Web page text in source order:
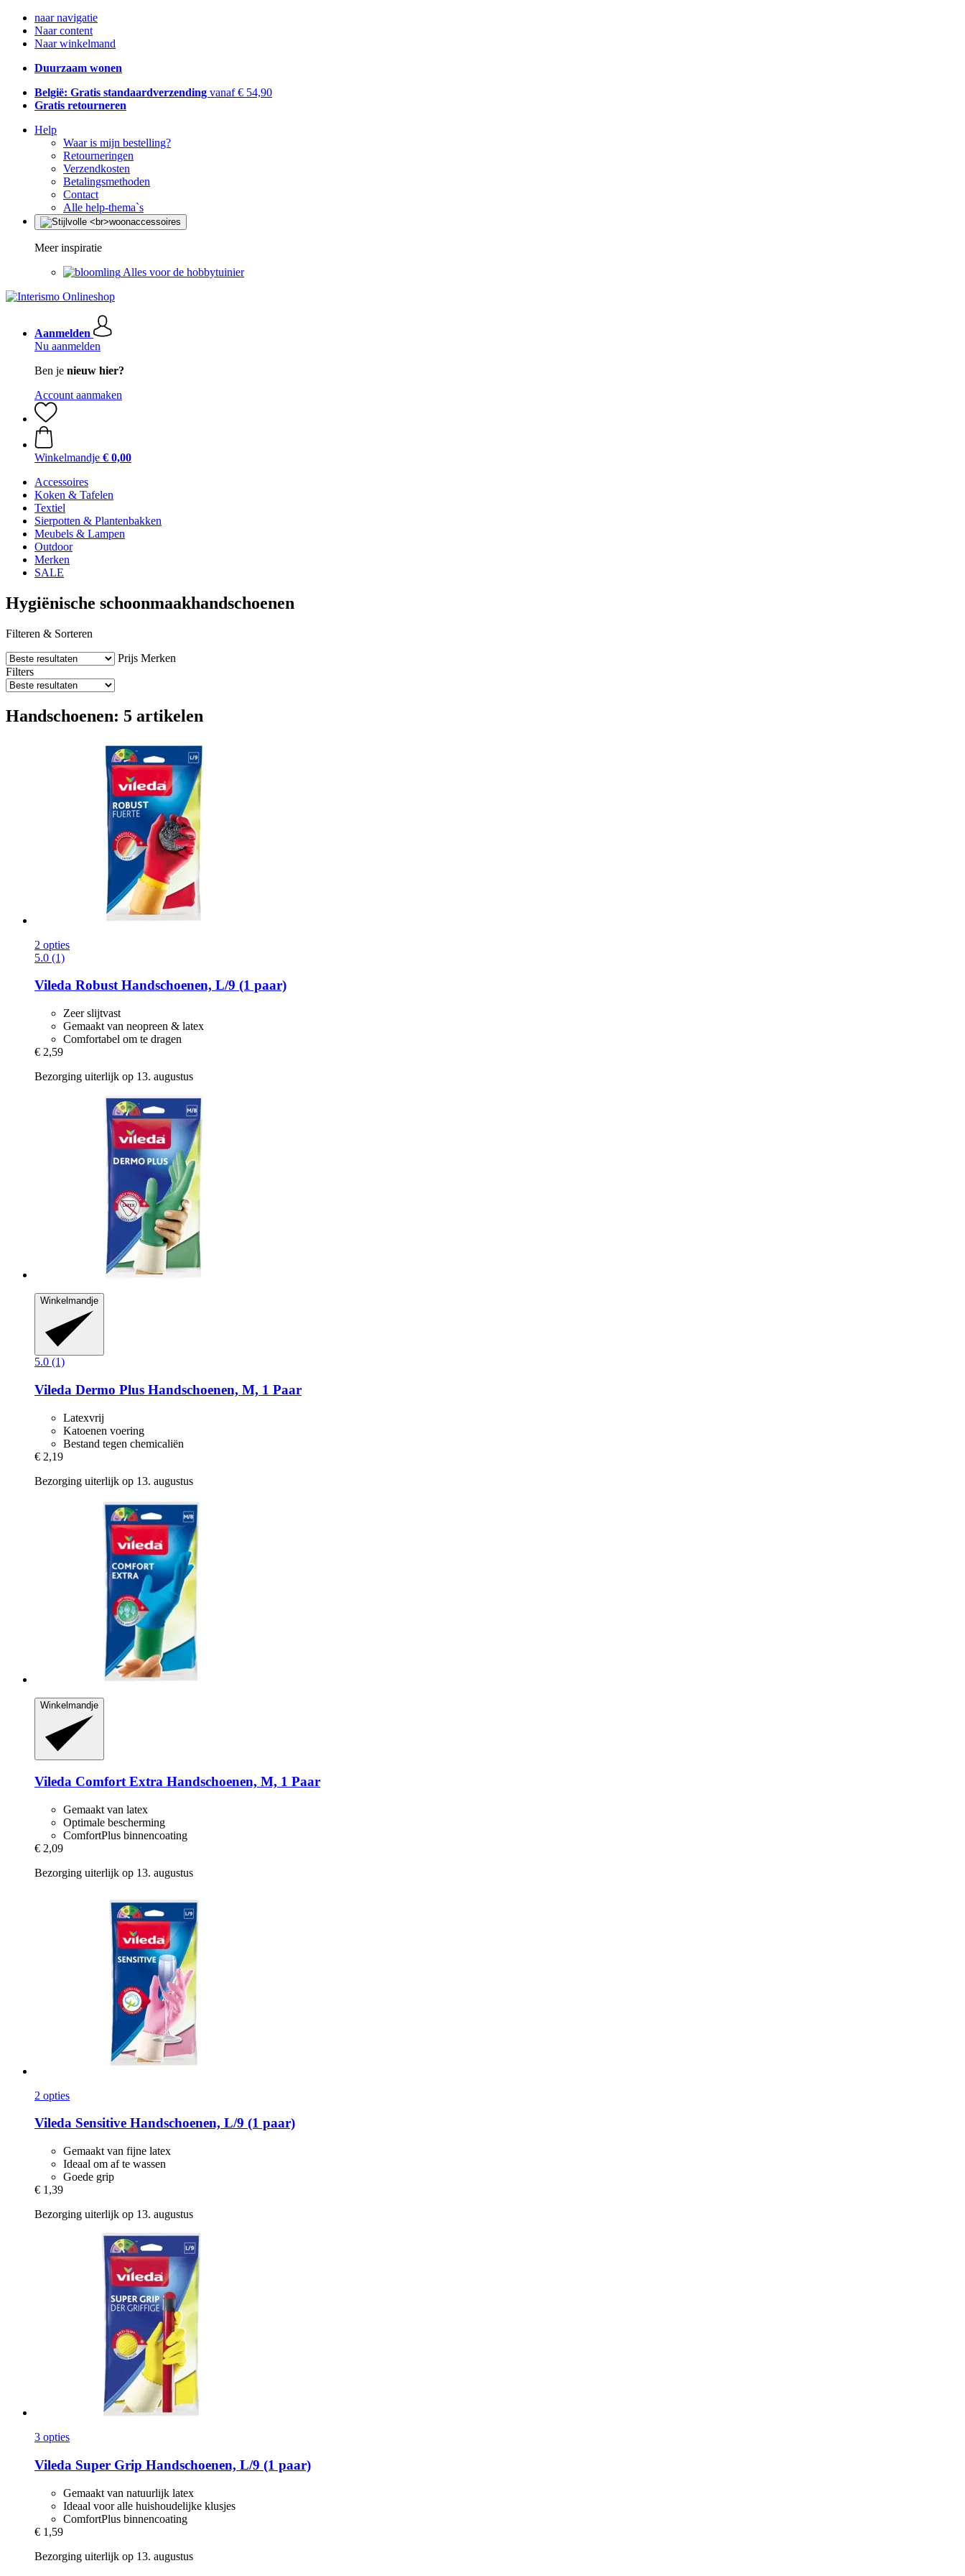
naar navigatie
Naar content
Naar winkelmand
Duurzaam wonen
België: Gratis standaardverzending vanaf € 54,90
Gratis retourneren
Help
Waar is mijn bestelling?
Retourneringen
Verzendkosten
Betalingsmethoden
Contact
Alle help-thema`s
Meer inspiratie
Alles voor de hobbytuinier
Aanmelden
Nu aanmelden
Ben je nieuw hier?
Account aanmaken
Winkelmandje € 0,00
Accessoires
Koken & Tafelen
Textiel
Sierpotten & Plantenbakken
Meubels & Lampen
Outdoor
Merken
SALE
Hygiënische schoonmaakhandschoenen
Filteren & Sorteren
Prijs Merken
Filters
Handschoenen: 5 artikelen
2 opties
5.0 (1)
Vileda Robust Handschoenen, L/9 (1 paar)
Zeer slijtvast
Gemaakt van neopreen & latex
Comfortabel om te dragen
€ 2,59
Bezorging uiterlijk op 13. augustus
Winkelmandje
5.0 (1)
Vileda Dermo Plus Handschoenen, M, 1 Paar
Latexvrij
Katoenen voering
Bestand tegen chemicaliën
€ 2,19
Bezorging uiterlijk op 13. augustus
Winkelmandje
Vileda Comfort Extra Handschoenen, M, 1 Paar
Gemaakt van latex
Optimale bescherming
ComfortPlus binnencoating
€ 2,09
Bezorging uiterlijk op 13. augustus
2 opties
Vileda Sensitive Handschoenen, L/9 (1 paar)
Gemaakt van fijne latex
Ideaal om af te wassen
Goede grip
€ 1,39
Bezorging uiterlijk op 13. augustus
3 opties
Vileda Super Grip Handschoenen, L/9 (1 paar)
Gemaakt van natuurlijk latex
Ideaal voor alle huishoudelijke klusjes
ComfortPlus binnencoating
€ 1,59
Bezorging uiterlijk op 13. augustus